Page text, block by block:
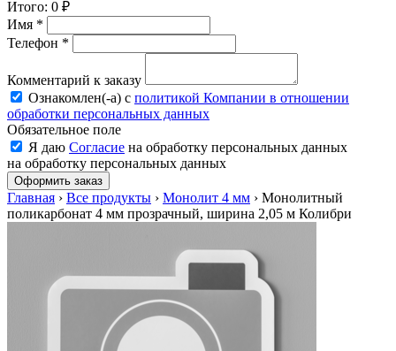
Итого: 0 ₽
Имя *
Телефон *
Комментарий к заказу
Ознакомлен(-a) с политикой Компании в отношении
обработки персональных данных
Обязательное поле
Я даю Согласие на обработку персональных данных
на обработку персональных данных
Оформить заказ
Главная › Все продукты › Монолит 4 мм › Монолитный
поликарбонат 4 мм прозрачный, ширина 2,05 м Колибри